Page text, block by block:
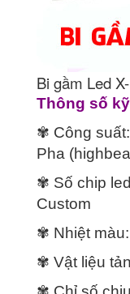
Bi gầm Led
Thông số
✾ Công
Pha
✾ Số chip
Custom
✾ Nhiệt
✾ Vật liệu